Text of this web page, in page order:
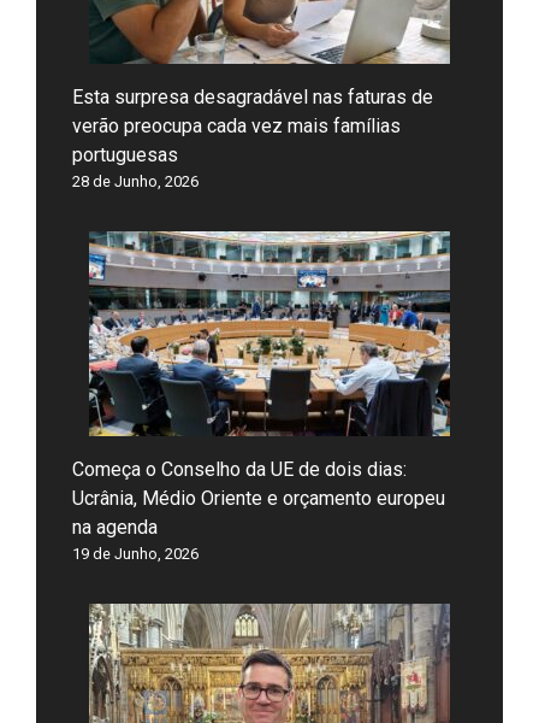
Esta surpresa desagradável nas faturas de
verão preocupa cada vez mais famílias
portuguesas
28 de Junho, 2026
Começa o Conselho da UE de dois dias:
Ucrânia, Médio Oriente e orçamento europeu
na agenda
19 de Junho, 2026